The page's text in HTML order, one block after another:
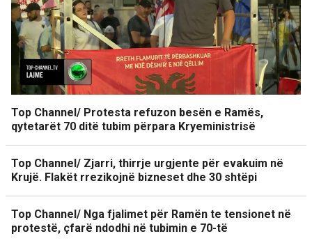
Top Channel/ Protesta refuzon besën e Ramës,
qytetarët 70 ditë tubim përpara Kryeministrisë
Top Channel/ Zjarri, thirrje urgjente për evakuim në
Krujë. Flakët rrezikojnë bizneset dhe 30 shtëpi
Top Channel/ Nga fjalimet për Ramën te tensionet në
protestë, çfarë ndodhi në tubimin e 70-të